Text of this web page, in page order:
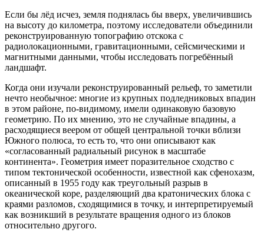
Если бы лёд исчез, земля поднялась бы вверх, увеличившись
на высоту до километра, поэтому исследователи объединили
реконструированную топографию отскока с
радиолокационными, гравитационными, сейсмическими и
магнитными данными, чтобы исследовать погребённый
ландшафт.
Когда они изучали реконструированный рельеф, то заметили
нечто необычное: многие из крупных подледниковых впадин
в этом районе, по-видимому, имели одинаковую базовую
геометрию. По их мнению, это не случайные впадины, а
расходящиеся веером от общей центральной точки вблизи
Южного полюса, то есть то, что они описывают как
«согласованный радиальный рисунок в масштабе
континента». Геометрия имеет поразительное сходство с
типом тектонической особенности, известной как сфенохазм,
описанный в 1955 году как треугольный разрыв в
океанической коре, разделяющий два кратонических блока с
краями разломов, сходящимися в точку, и интерпретируемый
как возникший в результате вращения одного из блоков
относительно другого.